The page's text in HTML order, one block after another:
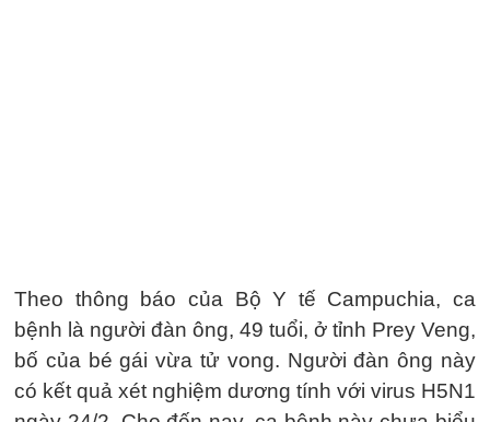
Theo thông báo của Bộ Y tế Campuchia, ca
bệnh là người đàn ông, 49 tuổi, ở tỉnh Prey Veng,
bố của bé gái vừa tử vong. Người đàn ông này
có kết quả xét nghiệm dương tính với virus H5N1